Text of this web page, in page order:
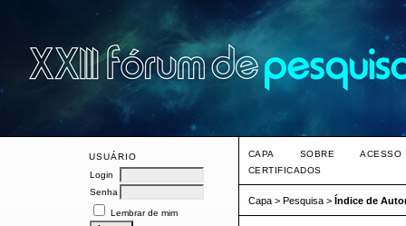
USUÁRIO
Login
Senha
Lembrar de mim
CAPA SOBRE
ACESSO
CERTIFICADOS
Capa> Pesquisa> Índice de